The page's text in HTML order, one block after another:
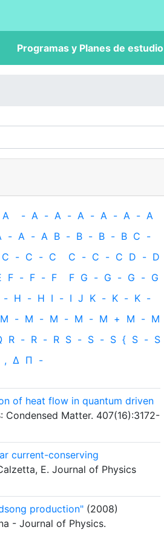
Programas y Planes de estudio
A - A - A - A - A - A - A
- A - A B - B - B - B C -
C - C - C C - C - C D - D
F - F - F F G - G - G - G
- H - H I - I J K - K - K -
M - M - M - M - M + M - M
R - R - R S - S - S { S - S
, Δ Π -
of heat flow in quantum driven
Condensed Matter. 407(16):3172-
current-conserving
E. Journal of Physics
production" (2008)
- Journal of Physics.